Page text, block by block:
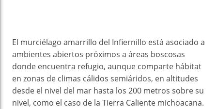
El murciélago amarrillo del Infiernillo está asociado a
ambientes abiertos próximos a áreas boscosas
donde encuentra refugio, aunque comparte hábitat
en zonas de climas cálidos semiáridos, en altitudes
desde el nivel del mar hasta los 200 metros sobre su
nivel, como el caso de la Tierra Caliente michoacana.